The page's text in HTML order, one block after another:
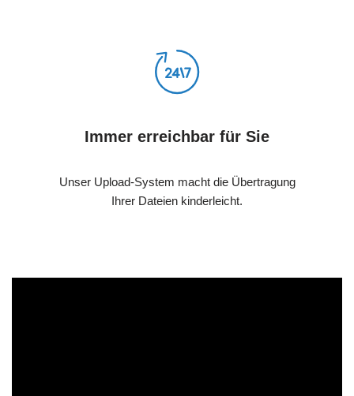
Immer erreichbar für Sie
Unser Upload-System macht die Übertragung
Ihrer Dateien kinderleicht.